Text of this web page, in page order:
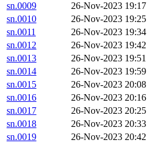
sn.0009
26-Nov-2023 19:17
sn.0010
26-Nov-2023 19:25
sn.0011
26-Nov-2023 19:34
sn.0012
26-Nov-2023 19:42
sn.0013
26-Nov-2023 19:51
sn.0014
26-Nov-2023 19:59
sn.0015
26-Nov-2023 20:08
sn.0016
26-Nov-2023 20:16
sn.0017
26-Nov-2023 20:25
sn.0018
26-Nov-2023 20:33
sn.0019
26-Nov-2023 20:42